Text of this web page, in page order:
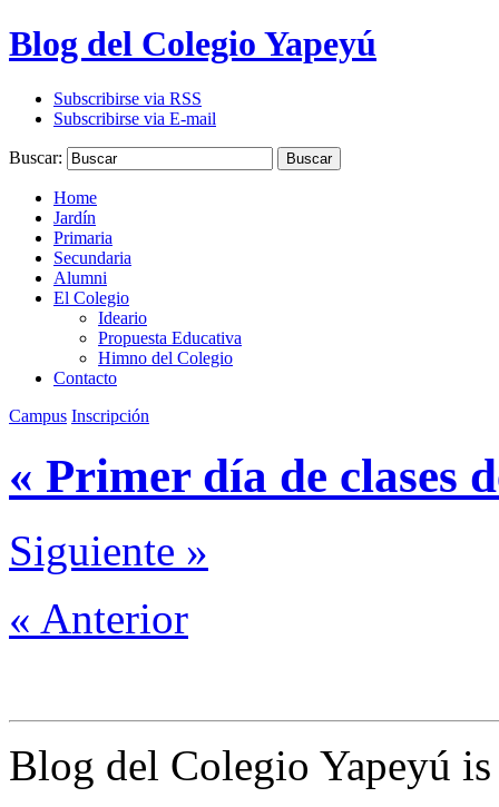
Blog del Colegio Yapeyú
Subscribirse via RSS
Subscribirse via E-mail
Buscar: Buscar
Home
Jardín
Primaria
Secundaria
Alumni
El Colegio
Ideario
Propuesta Educativa
Himno del Colegio
Contacto
Campus Inscripción
« Primer día de clases
Siguiente »
« Anterior
Blog del Colegio Yapeyú